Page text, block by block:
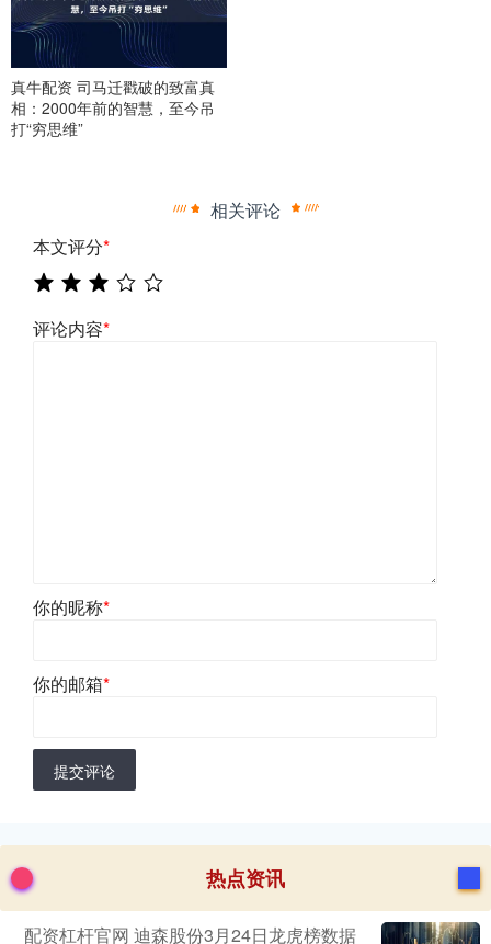
真牛配资 司马迁戳破的致富真
相：2000年前的智慧，至今吊
打“穷思维”
相关评论
本文评分*
评论内容*
你的昵称*
你的邮箱*
提交评论
热点资讯
配资杠杆官网 迪森股份3月24日龙虎榜数据